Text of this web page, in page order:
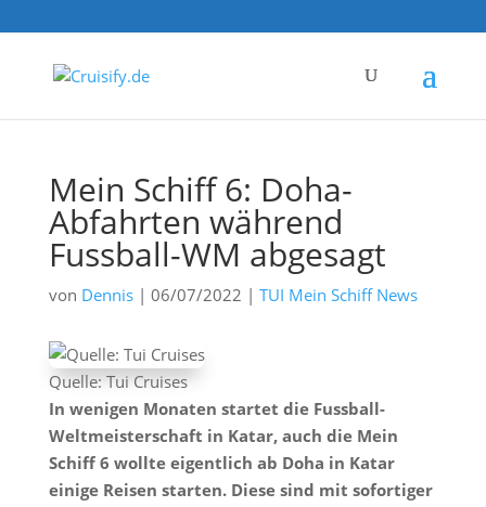
Mein Schiff 6: Doha-
Abfahrten während
Fussball-WM abgesagt
von Dennis| 06/07/2022 | TUI Mein Schiff News
Quelle: Tui Cruises
In wenigen Monaten startet die Fussball-
Weltmeisterschaft in Katar, auch die Mein
Schiff 6 wollte eigentlich ab Doha in Katar
einige Reisen starten. Diese sind mit sofortiger